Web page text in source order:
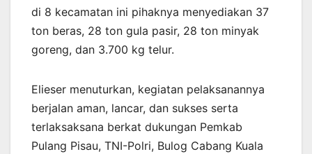
di 8 kecamatan ini pihaknya menyediakan 37
ton beras, 28 ton gula pasir, 28 ton minyak
goreng, dan 3.700 kg telur.
Elieser menuturkan, kegiatan pelaksanannya
berjalan aman, lancar, dan sukses serta
terlaksaksana berkat dukungan Pemkab
Pulang Pisau, TNI-Polri, Bulog Cabang Kuala